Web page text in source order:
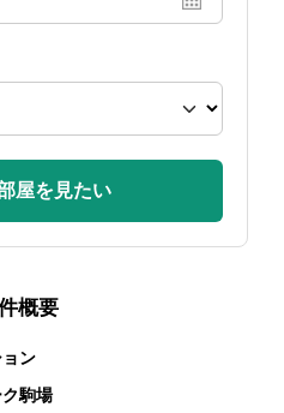
屋を見たい
概要
ン
駒場